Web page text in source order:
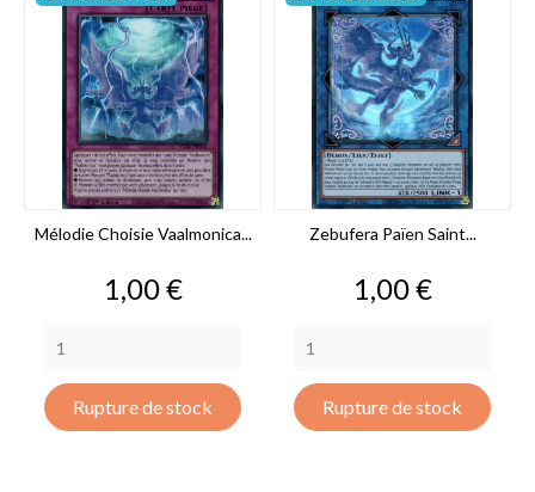
Mélodie Choisie Vaalmonica...
Prix
1,00 €
Rupture de stock
Zebufera Païen Saint...
Prix
1,00 €
Rupture de stock